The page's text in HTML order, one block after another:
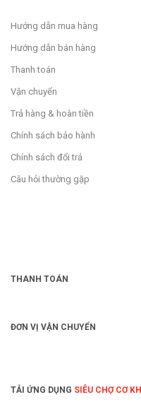
Hướng dẫn mua hàng
Hướng dẫn bán hàng
Thanh toán
Vận chuyển
Trả hàng & hoàn tiền
Chính sách bảo hành
Chính sách đổi trả
Câu hỏi thường gặp
THANH TOÁN
ĐƠN VỊ VẬN CHUYỂN
TẢI ỨNG DỤNG SIÊU CHỢ CƠ KHÍ